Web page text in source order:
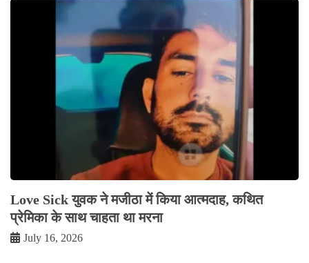
Love Sick युवक ने मजीठा में किया आत्मदाह, कथित
प्रेमिका के साथ चाहता था मरना
July 16, 2026